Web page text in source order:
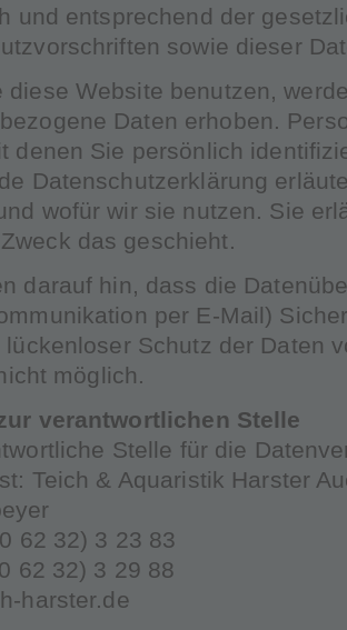
und entsprechend der
sowie dieser
diese Website benutzen,
Daten erhoben.
denen Sie persönlich
Datenschutzerklärung
wofür wir sie nutzen. Sie
das geschieht.
darauf hin, dass die
per E-Mail)
lückenloser Schutz der Daten
möglich.
verantwortlichen Stelle
Stelle für die
Teich & Aquaristik Harster
62 32) 3 23 83
62 32) 3 29 88
harster.de